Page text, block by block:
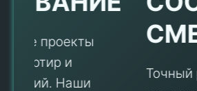
СМЕТЫ
Точный расчет — залог